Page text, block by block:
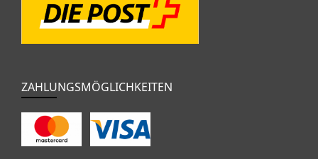
ZAHLUNGSMÖGLICHKEITEN